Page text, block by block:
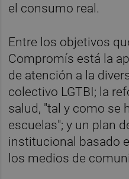
el consumo real.
Entre los objetivos
Compromís está la
de atención a la
colectivo LGTBI; la
salud, "tal y como se
escuelas"; y un plan
institucional basado
los medios de